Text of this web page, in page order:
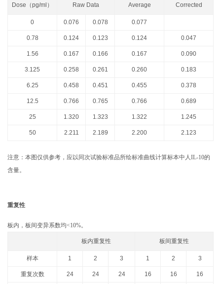
Dose（pg/ml） Raw Data Average Corrected
0 0.076 0.078 0.077
0.78 0.124 0.123 0.124 0.047
1.56 0.167 0.166 0.167 0.090
3.125 0.258 0.261 0.260 0.183
6.25 0.458 0.451 0.455 0.378
12.5 0.766 0.765 0.766 0.689
25 1.320 1.323 1.322 1.245
50 2.211 2.189 2.200 2.123
注意：本图仅供参考，应以同次试验标准品所绘标准曲线计算标本中人IL-10的
含量。
重复性
板内，板间变异系数均<10%。
板内重复性 板间重复性
样本 1 2 3 1 2 3
重复次数 24 24 24 16 16 16